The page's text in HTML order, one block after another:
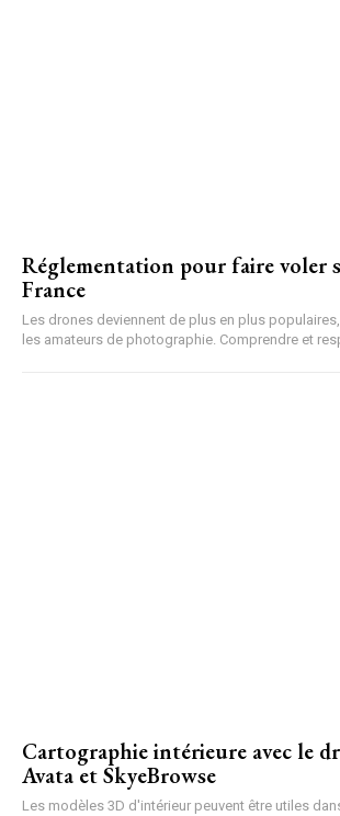
Réglementation pour faire voler
France
Les drones deviennent de plus en plus
les amateurs de photographie. Comprendre et
Cartographie intérieure avec le
Avata et SkyeBrowse
Les modèles 3D d'intérieur peuvent être utiles